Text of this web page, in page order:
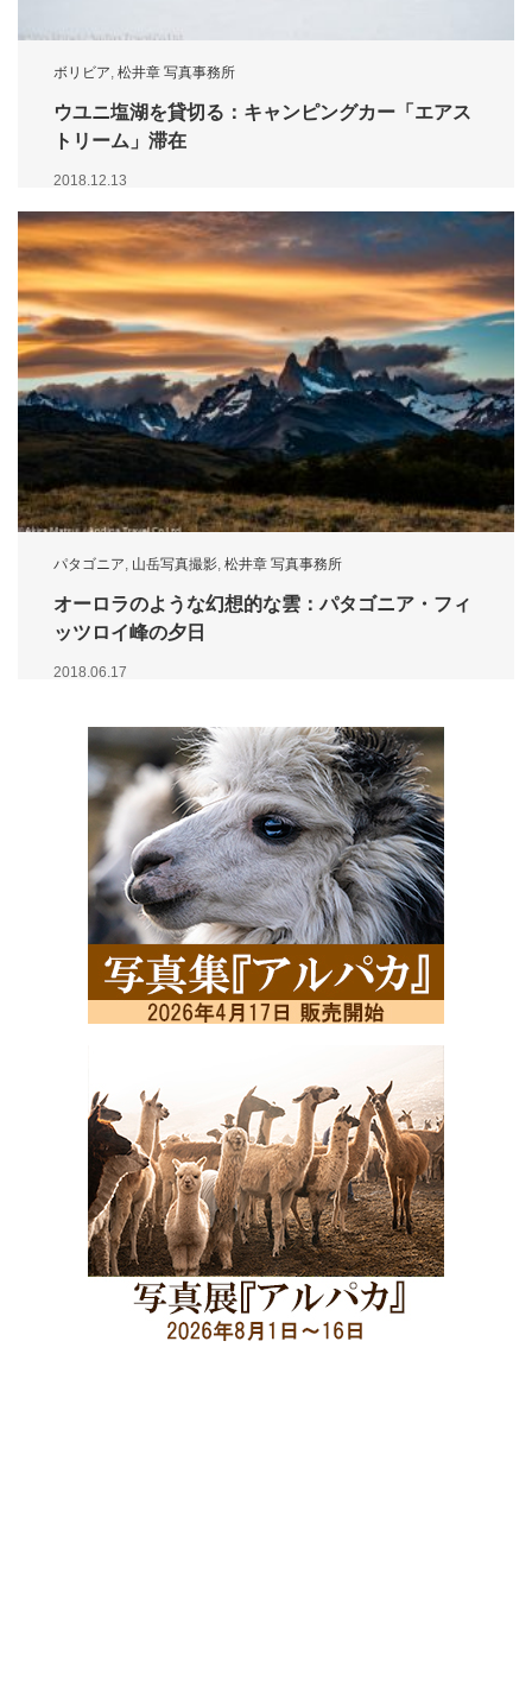
ボリビア, 松井章 写真事務所
ウユニ塩湖を貸切る：キャンピングカー「エアス
トリーム」滞在
2018.12.13
パタゴニア, 山岳写真撮影, 松井章 写真事務所
オーロラのような幻想的な雲：パタゴニア・フィ
ッツロイ峰の夕日
2018.06.17